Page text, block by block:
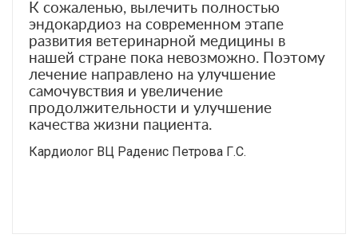
К сожаленью, вылечить полностью
эндокардиоз на современном этапе
развития ветеринарной медицины в
нашей стране пока невозможно. Поэтому
лечение направлено на улучшение
самочувствия и увеличение
продолжительности и улучшение
качества жизни пациента.
Кардиолог ВЦ Раденис Петрова Г.С.